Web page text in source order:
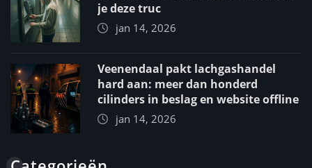
je deze truc
jan 14, 2026
Veenendaal pakt lachgashandel
hard aan: meer dan honderd
cilinders in beslag en website offline
jan 14, 2026